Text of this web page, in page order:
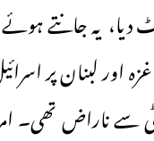
یہ جانتے
اور لبنان پر
سے ناراض